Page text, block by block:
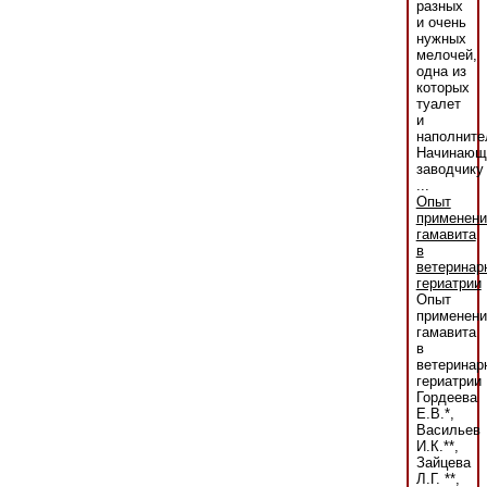
разных
и очень
нужных
мелочей,
одна из
которых
туалет
и
заводчику
...
Опыт
гамавита
в
гериатрии
Опыт
гамавита
в
гериатрии
Гордеева
Е.В.*,
Васильев
И.К.**,
Зайцева
Л.Г. **,